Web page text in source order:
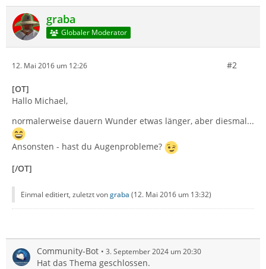
graba
Globaler Moderator
12. Mai 2016 um 12:26 #2
[OT]
Hallo Michael,
normalerweise dauern Wunder etwas länger, aber diesmal...
Ansonsten - hast du Augenprobleme?
[/OT]
Einmal editiert, zuletzt vongraba (12. Mai 2016 um 13:32)
Community-Bot 3. September 2024 um 20:30
Hat das Thema geschlossen.